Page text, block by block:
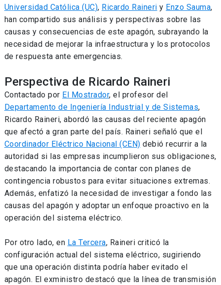
Universidad Católica (UC), Ricardo Raineri y Enzo Sauma,
han compartido sus análisis y perspectivas sobre las
causas y consecuencias de este apagón, subrayando la
necesidad de mejorar la infraestructura y los protocolos
de respuesta ante emergencias.
Perspectiva de Ricardo Raineri
Contactado por El Mostrador, el profesor del
Departamento de Ingeniería Industrial y de Sistemas,
Ricardo Raineri, abordó las causas del reciente apagón
que afectó a gran parte del país. Raineri señaló que el
Coordinador Eléctrico Nacional (CEN) debió recurrir a la
autoridad si las empresas incumplieron sus obligaciones,
destacando la importancia de contar con planes de
contingencia robustos para evitar situaciones extremas.
Además, enfatizó la necesidad de investigar a fondo las
causas del apagón y adoptar un enfoque proactivo en la
operación del sistema eléctrico.
Por otro lado, en La Tercera, Raineri criticó la
configuración actual del sistema eléctrico, sugiriendo
que una operación distinta podría haber evitado el
apagón. El exministro destacó que la línea de transmisión